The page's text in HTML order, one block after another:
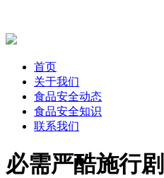
首页
关于我们
食品安全动态
食品安全知识
联系我们
必需严酷施行